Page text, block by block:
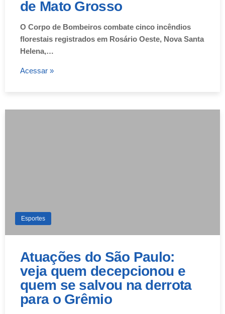
de Mato Grosso
O Corpo de Bombeiros combate cinco incêndios
florestais registrados em Rosário Oeste, Nova Santa
Helena,…
Acessar »
Esportes
Atuações do São Paulo:
veja quem decepcionou e
quem se salvou na derrota
para o Grêmio